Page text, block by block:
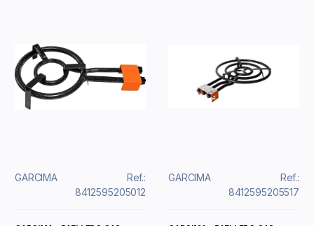
GARCIMA
Ref.:
8412595205012
GARCIMA
Ref.:
8412595205517